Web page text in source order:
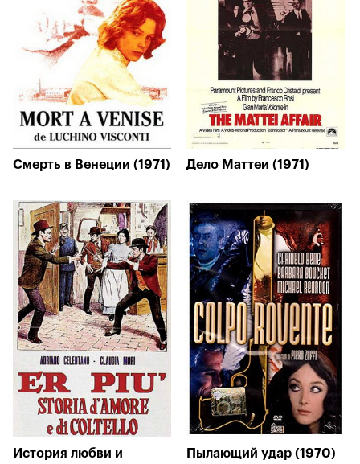
Смерть в Венеции (1971) Дело Маттеи (1971)
История любви и Пылающий удар (1970)